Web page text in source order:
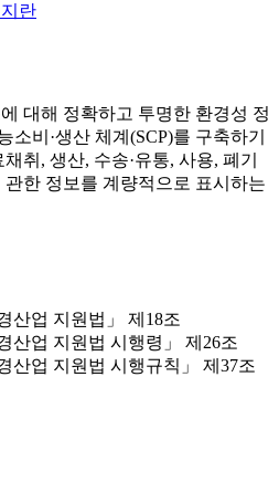
란
대해 정확하고 투명한 환경성 정
소비·생산 체계(SCP)를 구축하기
취, 생산, 수송·유통, 사용, 폐기
한 정보를 계량적으로 표시하는
산업 지원법」 제18조
산업 지원법 시행령」 제26조
산업 지원법 시행규칙」 제37조